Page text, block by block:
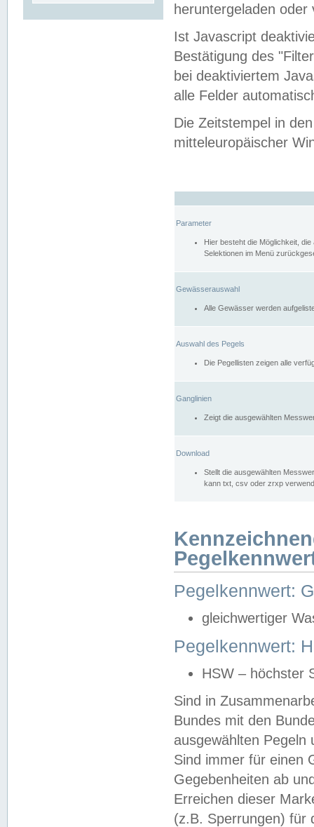
heruntergeladen oder
Ist Javascript
Bestätigung des
bei deaktiviertem
alle Felder
Die Zeitstempel in
mitteleuropäischer
Parameter
Hier besteht die Möglichkeit,
Selektionen im Menü
Gewässerauswahl
Alle Gewässer werden
Auswahl des Pegels
Die Pegellisten zeigen alle
Ganglinien
Zeigt die ausgewählten
Download
Stellt die ausgewählten
kann txt, csv oder zrxp
Pegelkennwert:
gleichwertiger
Pegelkennwert:
HSW – höchster
Sind in
Bundes mit den
ausgewählten
Sind immer für einen
Gegebenheiten ab
Erreichen dieser
(z.B. Sperrungen) für